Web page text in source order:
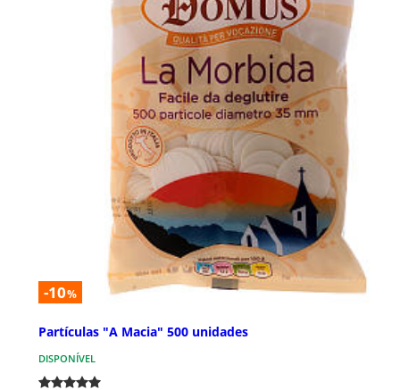
-10%
Partículas "A Macia" 500 unidades
DISPONÍVEL